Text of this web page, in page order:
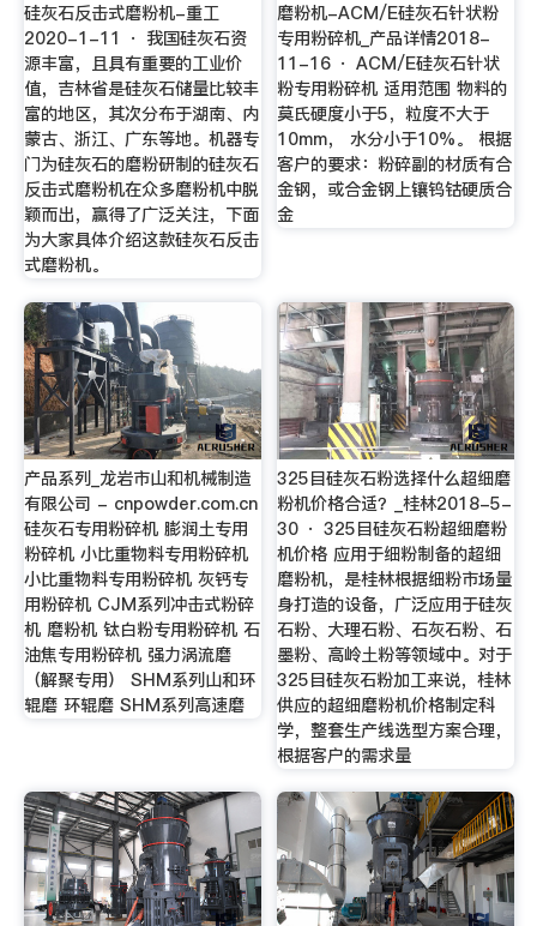
硅灰石反击式磨粉机-重工
2020-1-11 · 我国硅灰石资
源丰富，且具有重要的工业价
值，吉林省是硅灰石储量比较丰
富的地区，其次分布于湖南、内
蒙古、浙江、广东等地。机器专
门为硅灰石的磨粉研制的硅灰石
反击式磨粉机在众多磨粉机中脱
颖而出，赢得了广泛关注，下面
为大家具体介绍这款硅灰石反击
式磨粉机。
磨粉机-ACM/E硅灰石针状粉
专用粉碎机_产品详情2018-
11-16 · ACM/E硅灰石针状
粉专用粉碎机 适用范围 物料的
莫氏硬度小于5，粒度不大于
10mm， 水分小于10%。 根据
客户的要求：粉碎副的材质有合
金钢，或合金钢上镶钨钴硬质合
金
产品系列_龙岩市山和机械制造
有限公司 - cnpowder.com.cn
硅灰石专用粉碎机 膨润土专用
粉碎机 小比重物料专用粉碎机
小比重物料专用粉碎机 灰钙专
用粉碎机 CJM系列冲击式粉碎
机 磨粉机 钛白粉专用粉碎机 石
油焦专用粉碎机 强力涡流磨
（解聚专用） SHM系列山和环
辊磨 环辊磨 SHM系列高速磨
325目硅灰石粉选择什么超细磨
粉机价格合适？_桂林2018-5-
30 · 325目硅灰石粉超细磨粉
机价格 应用于细粉制备的超细
磨粉机，是桂林根据细粉市场量
身打造的设备，广泛应用于硅灰
石粉、大理石粉、石灰石粉、石
墨粉、高岭土粉等领域中。对于
325目硅灰石粉加工来说，桂林
供应的超细磨粉机价格制定科
学，整套生产线选型方案合理，
根据客户的需求量